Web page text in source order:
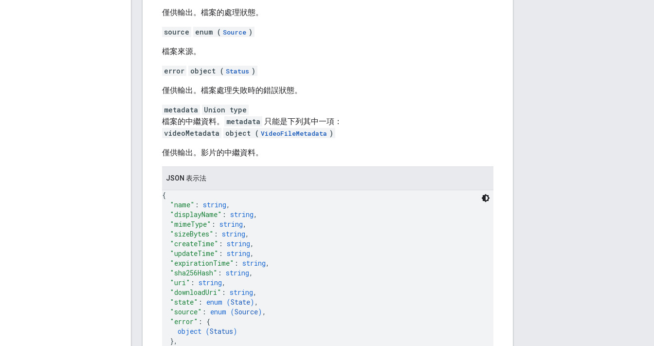
僅供輸出。檔案的處理狀態。
source enum ( Source )
檔案來源。
error object ( Status )
僅供輸出。檔案處理失敗時的錯誤狀態。
metadata
Union type
檔案的中繼資料。
metadata 只能是下列其中一項：
videoMetadata
object ( VideoFileMetadata )
僅供輸出。影片的中繼資料。
JSON 表示法
{
"name" : string,
"displayName" : string,
"mimeType" : string,
"sizeBytes" : string,
"createTime" : string,
"updateTime" : string,
"expirationTime" : string,
"sha256Hash" : string,
"uri" : string,
"downloadUri" : string,
"state" : enum (State) ,
"source" : enum (Source) ,
"error" : {
object (Status)
},